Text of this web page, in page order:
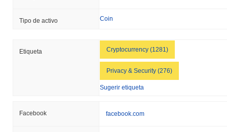
Tipo de activo Coin
Etiqueta Cryptocurrency (1281)
Privacy & Security (276)
Sugerir etiqueta
Facebook facebook.com